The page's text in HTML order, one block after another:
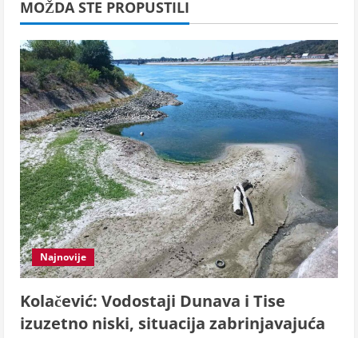
MOŽDA STE PROPUSTILI
Najnovije
Kolačević: Vodostaji Dunava i Tise
izuzetno niski, situacija zabrinjavajuća